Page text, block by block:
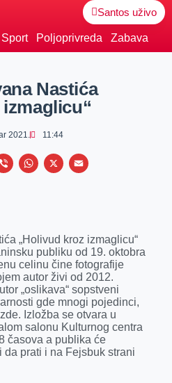
Santos uživo
Sport Poljoprivreda Zabava
Nastića
2021. 11:44
V
r
W
s
A
p
p
X
E
l
„Holivud kroz izmaglicu“
publiku od 19. oktobra
celinu čine fotografije
autor živi od 2012.
„oslikava“ sopstveni
gde mnogi pojedinci,
Izložba se otvara u
salonu Kulturnog centra
časova a publika će
da prati i na Fejsbuk strani